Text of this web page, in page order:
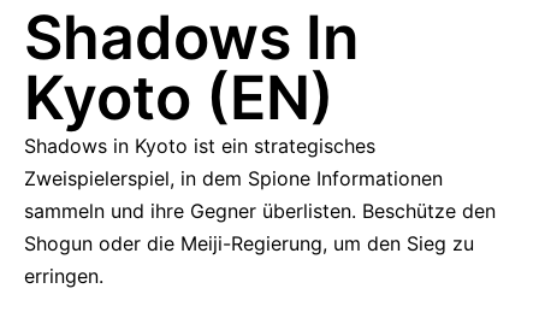
Shadows In
Kyoto (EN)
Shadows in Kyoto ist ein strategisches
Zweispielerspiel, in dem Spione Informationen
sammeln und ihre Gegner überlisten. Beschütze den
Shogun oder die Meiji-Regierung, um den Sieg zu
erringen.